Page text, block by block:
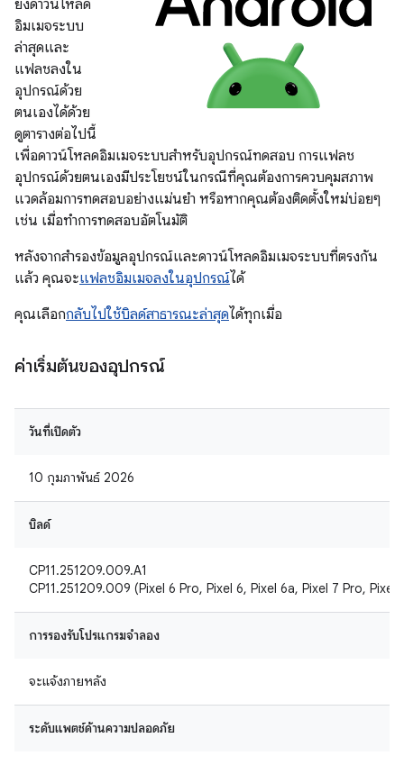
ยังดาวน์โหลด
อิมเมจระบบ
ล่าสุดและ
แฟลชลงใน
อุปกรณ์ด้วย
ตนเองได้ด้วย
ดูตารางต่อไปนี้
เพื่อดาวน์โหลดอิมเมจระบบสำหรับอุปกรณ์ทดสอบ การแฟลช
อุปกรณ์ด้วยตนเองมีประโยชน์ในกรณีที่คุณต้องการควบคุมสภาพ
แวดล้อมการทดสอบอย่างแม่นยำ หรือหากคุณต้องติดตั้งใหม่บ่อยๆ
เช่น เมื่อทำการทดสอบอัตโนมัติ
หลังจากสำรองข้อมูลอุปกรณ์และดาวน์โหลดอิมเมจระบบที่ตรงกัน
แล้ว คุณจะแฟลชอิมเมจลงในอุปกรณ์ได้
คุณเลือกกลับไปใช้บิลด์สาธารณะล่าสุดได้ทุกเมื่อ
ค่าเริ่มต้นของอุปกรณ์
วันที่เปิดตัว
10 กุมภาพันธ์ 2026
บิลด์
CP11.251209.009.A1
CP11.251209.009 (Pixel 6 Pro, Pixel 6, Pixel 6a, Pixel 7 Pro, Pixel
การรองรับโปรแกรมจำลอง
จะแจ้งภายหลัง
ระดับแพตช์ด้านความปลอดภัย